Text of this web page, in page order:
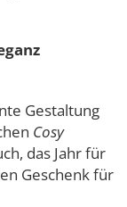
Gestaltung
Cosy
das Jahr für
Geschenk für